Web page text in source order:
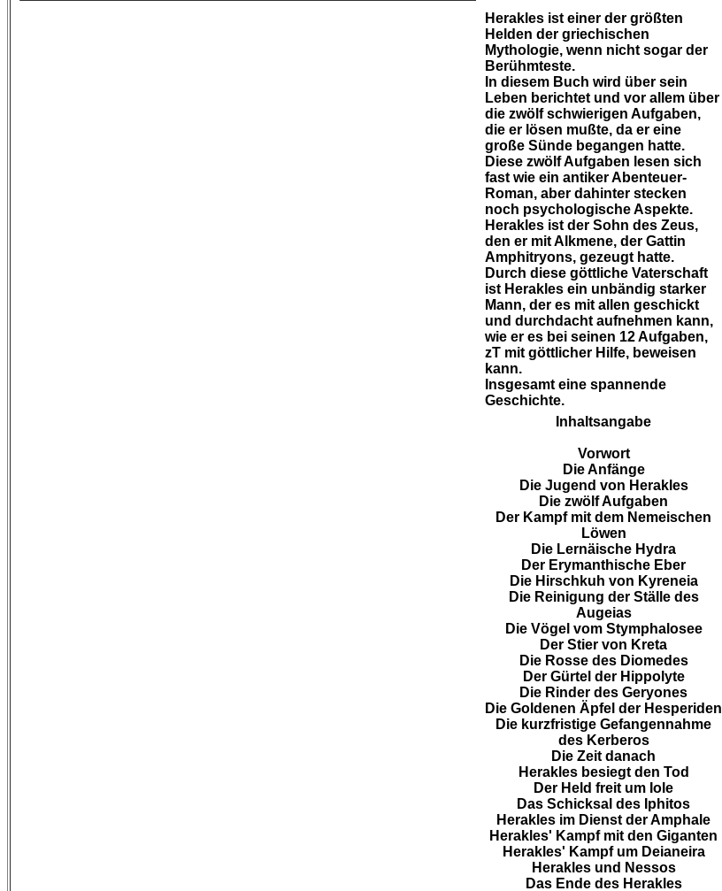
Herakles ist einer der größten
Helden der griechischen
Mythologie, wenn nicht sogar der
Berühmteste.
In diesem Buch wird über sein
Leben berichtet und vor allem über
die zwölf schwierigen Aufgaben,
die er lösen mußte, da er eine
große Sünde begangen hatte.
Diese zwölf Aufgaben lesen sich
fast wie ein antiker Abenteuer-
Roman, aber dahinter stecken
noch psychologische Aspekte.
Herakles ist der Sohn des Zeus,
den er mit Alkmene, der Gattin
Amphitryons, gezeugt hatte.
Durch diese göttliche Vaterschaft
ist Herakles ein unbändig starker
Mann, der es mit allen geschickt
und durchdacht aufnehmen kann,
wie er es bei seinen 12 Aufgaben,
zT mit göttlicher Hilfe, beweisen
kann.
Insgesamt eine spannende
Geschichte.
Inhaltsangabe
Vorwort
Die Anfänge
Die Jugend von Herakles
Die zwölf Aufgaben
Der Kampf mit dem Nemeischen
Löwen
Die Lernäische Hydra
Der Erymanthische Eber
Die Hirschkuh von Kyreneia
Die Reinigung der Ställe des
Augeias
Die Vögel vom Stymphalosee
Der Stier von Kreta
Die Rosse des Diomedes
Der Gürtel der Hippolyte
Die Rinder des Geryones
Die Goldenen Äpfel der Hesperiden
Die kurzfristige Gefangennahme
des Kerberos
Die Zeit danach
Herakles besiegt den Tod
Der Held freit um Iole
Das Schicksal des Iphitos
Herakles im Dienst der Amphale
Herakles' Kampf mit den Giganten
Herakles' Kampf um Deianeira
Herakles und Nessos
Das Ende des Herakles